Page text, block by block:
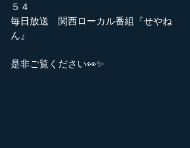
５４
毎日放送　関西ローカル番組『せやね
ん』
是非ご覧ください👀✨